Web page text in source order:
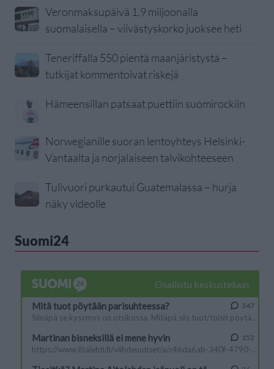
Veronmaksupäivä 1,9 miljoonalla
suomalaisella – viivästyskorko juoksee heti
Teneriffalla 550 pientä maanjäristystä –
tutkijat kommentoivat riskejä
Hämeensillan patsaat puettiin suomirockiin
Norwegianille suoran lentoyhteys Helsinki-
Vantaalta ja norjalaiseen talvikohteeseen
Tulivuori purkautui Guatemalassa – hurja
näky videolle
Suomi24